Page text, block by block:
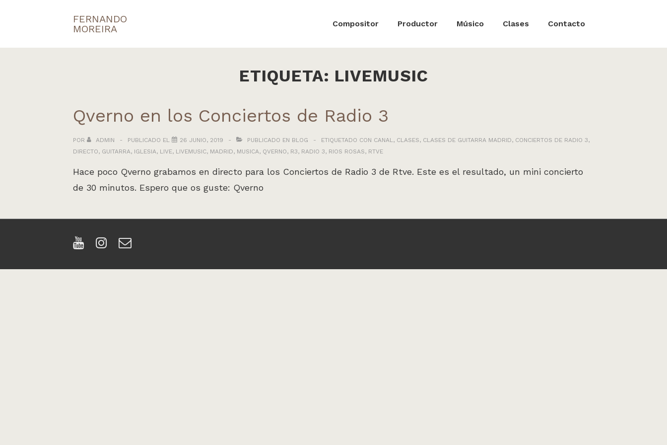
FERNANDO
MOREIRA
Compositor Productor Músico Clases Contacto
ETIQUETA: LIVEMUSIC
Qverno en los Conciertos de Radio 3
POR ADMIN PUBLICADO EL 26 JUNIO, 2019 PUBLICADO EN BLOG ETIQUETADO CON CANAL, CLASES, CLASES DE GUITARRA MADRID, CONCIERTOS DE RADIO 3,
DIRECTO, GUITARRA, IGLESIA, LIVE, LIVEMUSIC, MADRID, MUSICA, QVERNO, R3, RADIO 3, RIOS ROSAS, RTVE
Hace poco Qverno grabamos en directo para los Conciertos de Radio 3 de Rtve. Este es el resultado, un mini concierto
de 30 minutos. Espero que os guste: Qverno